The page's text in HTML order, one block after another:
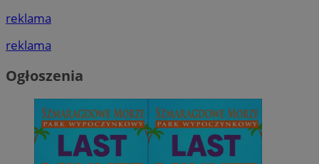
reklama
reklama
OgłoszeniaNiezbędne pliki cookie umożliwiają korzystanie z podstawowych
można prawidłowo korzystać ze strony internetowej.
Nazwa
Provider/
Domena
SessID
zabrze.com.pl